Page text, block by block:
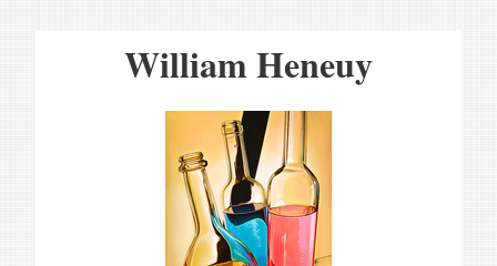
William Heneuy